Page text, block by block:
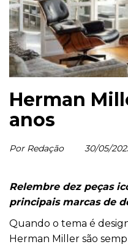
Herman
anos
Por Redação 30/05/
Relembre dez peças
principais marcas de
Quando o tema é
Herman Miller são